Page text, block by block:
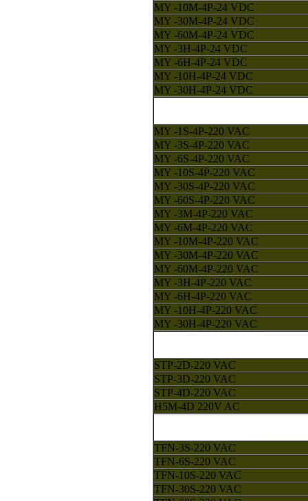
MY -10M-4P-24 VDC
MY -30M-4P-24 VDC
MY -60M-4P-24 VDC
MY -3H-4P-24 VDC
MY -6H-4P-24 VDC
MY -10H-4P-24 VDC
MY -30H-4P-24 VDC
MY -1S-4P-220 VAC
MY -3S-4P-220 VAC
MY -6S-4P-220 VAC
MY -10S-4P-220 VAC
MY -30S-4P-220 VAC
MY -60S-4P-220 VAC
MY -3M-4P-220 VAC
MY -6M-4P-220 VAC
MY -10M-4P-220 VAC
MY -30M-4P-220 VAC
MY -60M-4P-220 VAC
MY -3H-4P-220 VAC
MY -6H-4P-220 VAC
MY -10H-4P-220 VAC
MY -30H-4P-220 VAC
STP-2D-220 VAC
STP-3D-220 VAC
STP-4D-220 VAC
H5M-4D 220V AC
TFN-3S-220 VAC
TFN-6S-220 VAC
TFN-10S-220 VAC
TFN-30S-220 VAC